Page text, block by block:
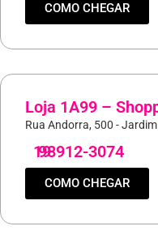
COMO CHEGAR
Loja 1A99 –
Rua Andorra, 500 -
19
98912-3074
COMO CHEGAR